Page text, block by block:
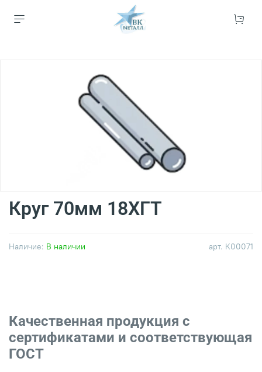
арт. К00071
Наличие: В наличии
Круг 70мм 18ХГТ
Качественная продукция с
сертификатами и соответствующая
ГОСТ